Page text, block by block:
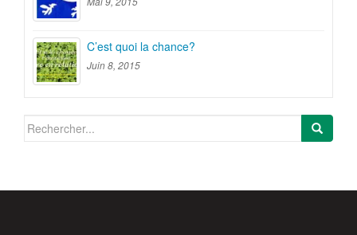
C’est quoi la chance?
Juin 8, 2015
Search